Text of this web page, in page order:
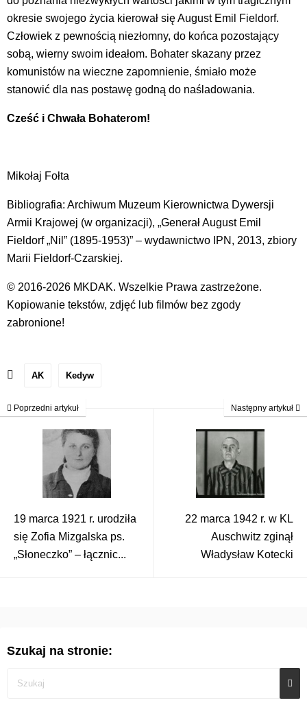
okresie swojego życia kierował się August Emil Fieldorf.
Człowiek z pewnością niezłomny, do końca pozostający
sobą, wierny swoim ideałom. Bohater skazany przez
komunistów na wieczne zapomnienie, śmiało może
stanowić dla nas postawę godną do naśladowania.
Cześć i Chwała Bohaterom!
Mikołaj Fołta
Bibliografia: Archiwum Muzeum Kierownictwa Dywersji
Armii Krajowej (w organizacji), „Generał August Emil
Fieldorf „Nil” (1895-1953)” – wydawnictwo IPN, 2013, zbiory
Marii Fieldorf-Czarskiej.
© 2016-2026 MKDAK. Wszelkie Prawa zastrzeżone.
Kopiowanie tekstów, zdjęć lub filmów bez zgody
zabronione!
AK Kedyw
Poprzedni artykuł
19 marca 1921 r. urodziła
się Zofia Mizgalska ps.
„Słoneczko” – łącznic...
Następny artykuł
22 marca 1942 r. w KL
Auschwitz zginął
Władysław Kotecki
Szukaj na stronie: